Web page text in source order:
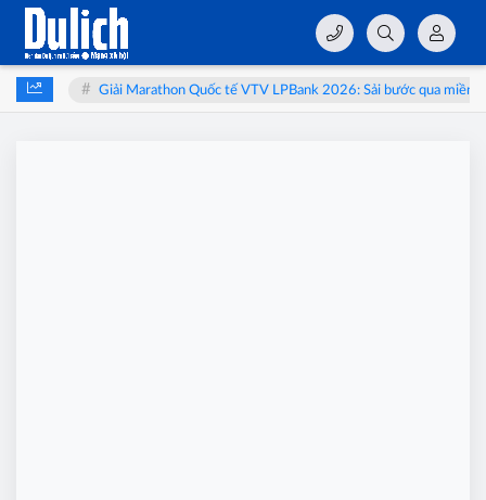
Giải Marathon Quốc tế VTV LPBank 2026: Sải bước qua miền di